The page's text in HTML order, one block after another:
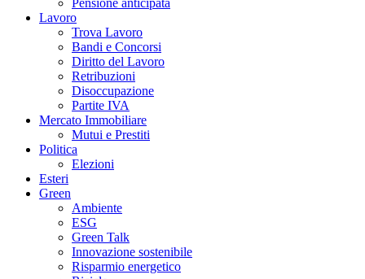
Pensione anticipata
Lavoro
Trova Lavoro
Bandi e Concorsi
Diritto del Lavoro
Retribuzioni
Disoccupazione
Partite IVA
Mercato Immobiliare
Mutui e Prestiti
Politica
Elezioni
Esteri
Green
Ambiente
ESG
Green Talk
Innovazione sostenibile
Risparmio energetico